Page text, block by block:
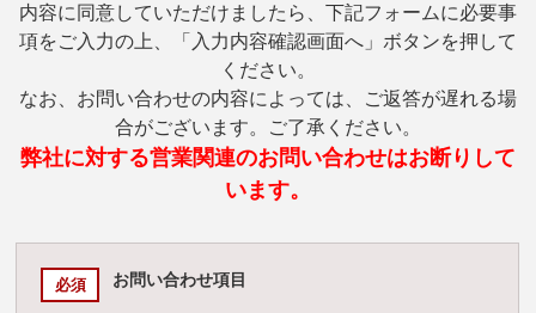
内容に同意していただけましたら、下記フォームに必要事
項をご入力の上、「入力内容確認画面へ」ボタンを押して
ください。
なお、お問い合わせの内容によっては、ご返答が遅れる場
合がございます。ご了承ください。
弊社に対する営業関連のお問い合わせはお断りして
います。
お問い合わせ項目
必須